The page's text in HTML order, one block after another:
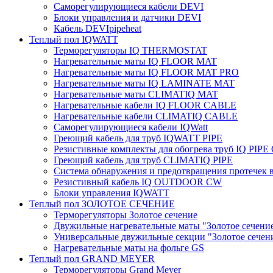
Саморегулирующиеся кабели DEVI
Блоки управления и датчики DEVI
Кабель DEVIpipeheat
Теплый пол IQWATT
Терморегуляторы IQ THERMOSTAT
Нагревательные маты IQ FLOOR MAT
Нагревательные маты IQ FLOOR MAT PRO
Нагревательные маты IQ LAMINATE MAT
Нагревательные маты CLIMATIQ MAT
Нагревательные кабели IQ FLOOR CABLE
Нагревательные кабели CLIMATIQ CABLE
Саморегулирующиеся кабели IQWatt
Греющий кабель для труб IQWATT PIPE
Резистивные комплекты для обогрева труб IQ PIPE
Греющий кабель для труб CLIMATIQ PIPE
Система обнаружения и предотвращения протечек
Резистивный кабель IQ OUTDOOR CW
Блоки управления IQWATT
Теплый пол ЗОЛОТОЕ СЕЧЕНИЕ
Терморегуляторы Золотое сечение
Двужильные нагревательные маты "Золотое
Универсальные двужильные секции "Золотое
Нагревательные маты на фольге GS
Теплый пол GRAND MEYER
Терморегуляторы Grand Meyer